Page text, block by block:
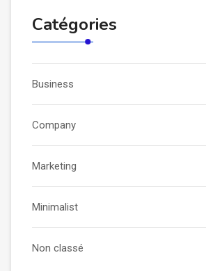
Catégories
Business
Company
Marketing
Minimalist
Non classé